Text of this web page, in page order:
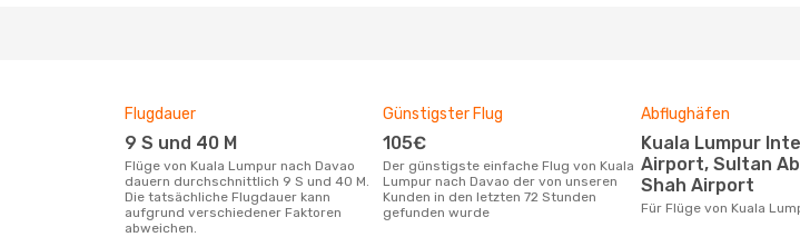
Flugdauer
9 S und 40 M
Flüge von Kuala Lumpur nach Davao
dauern durchschnittlich 9 S und 40 M.
Die tatsächliche Flugdauer kann
aufgrund verschiedener Faktoren
abweichen.
Günstigster Flug
105€
Der günstigste einfache Flug von Kuala
Lumpur nach Davao der von unseren
Kunden in den letzten 72 Stunden
gefunden wurde
Abflughäfen
Kuala Lumpur International
Airport, Sultan
Shah Airport
Für Flüge von Kuala